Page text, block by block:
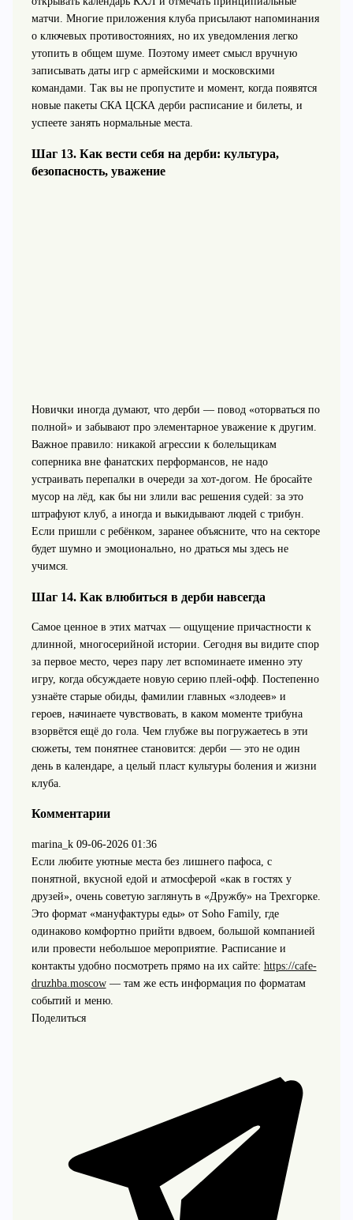
матчи. Многие приложения клуба присылают напоминания
о ключевых противостояниях, но их уведомления легко
утопить в общем шуме. Поэтому имеет смысл вручную
записывать даты игр с армейскими и московскими
командами. Так вы не пропустите и момент, когда появятся
новые пакеты СКА ЦСКА дерби расписание и билеты, и
успеете занять нормальные места.
Шаг 13. Как вести себя на дерби: культура,
безопасность, уважение
Новички иногда думают, что дерби — повод «оторваться по
полной» и забывают про элементарное уважение к другим.
Важное правило: никакой агрессии к болельщикам
соперника вне фанатских перформансов, не надо
устраивать перепалки в очереди за хот‑догом. Не бросайте
мусор на лёд, как бы ни злили вас решения судей: за это
штрафуют клуб, а иногда и выкидывают людей с трибун.
Если пришли с ребёнком, заранее объясните, что на секторе
будет шумно и эмоционально, но драться мы здесь не
учимся.
Шаг 14. Как влюбиться в дерби навсегда
Самое ценное в этих матчах — ощущение причастности к
длинной, многосерийной истории. Сегодня вы видите спор
за первое место, через пару лет вспоминаете именно эту
игру, когда обсуждаете новую серию плей‑офф. Постепенно
узнаёте старые обиды, фамилии главных «злодеев» и
героев, начинаете чувствовать, в каком моменте трибуна
взорвётся ещё до гола. Чем глубже вы погружаетесь в эти
сюжеты, тем понятнее становится: дерби — это не один
день в календаре, а целый пласт культуры боления и жизни
клуба.
Комментарии
marina_k 09-06-2026 01:36
Если любите уютные места без лишнего пафоса, с
понятной, вкусной едой и атмосферой «как в гостях у
друзей», очень советую заглянуть в «Дружбу» на Трехгорке.
Это формат «мануфактуры еды» от Soho Family, где
одинаково комфортно прийти вдвоем, большой компанией
или провести небольшое мероприятие. Расписание и
контакты удобно посмотреть прямо на их сайте: https://cafe-
druzhba.moscow— там же есть информация по форматам
событий и меню.
Поделиться